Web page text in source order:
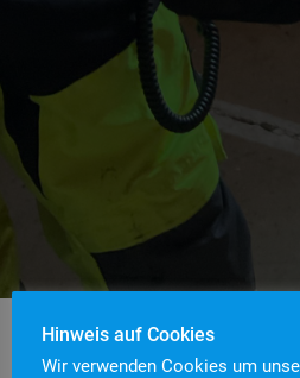
Hinweis auf Cookies
Wir verwenden Cookies um